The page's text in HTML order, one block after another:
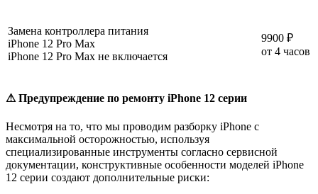
Замена контроллера питания
iPhone 12 Pro Max
iPhone 12 Pro Max не включается
9900 ₽
от 4 часов
⚠ Предупреждение по ремонту iPhone 12 серии
Несмотря на то, что мы проводим разборку iPhone с
максимальной осторожностью, используя
специализированные инструменты согласно сервисной
документации, конструктивные особенности моделей iPhone
12 серии создают дополнительные риски: